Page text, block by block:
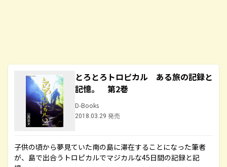
とろとろトロピカル ある旅の記録と
記憶。 第2巻
D-Books
2018.03.29 発売
子供の頃から夢見ていた南の島に滞在することになった筆者
が、島で出合うトロピカルでマジカルな45日間の記録と記